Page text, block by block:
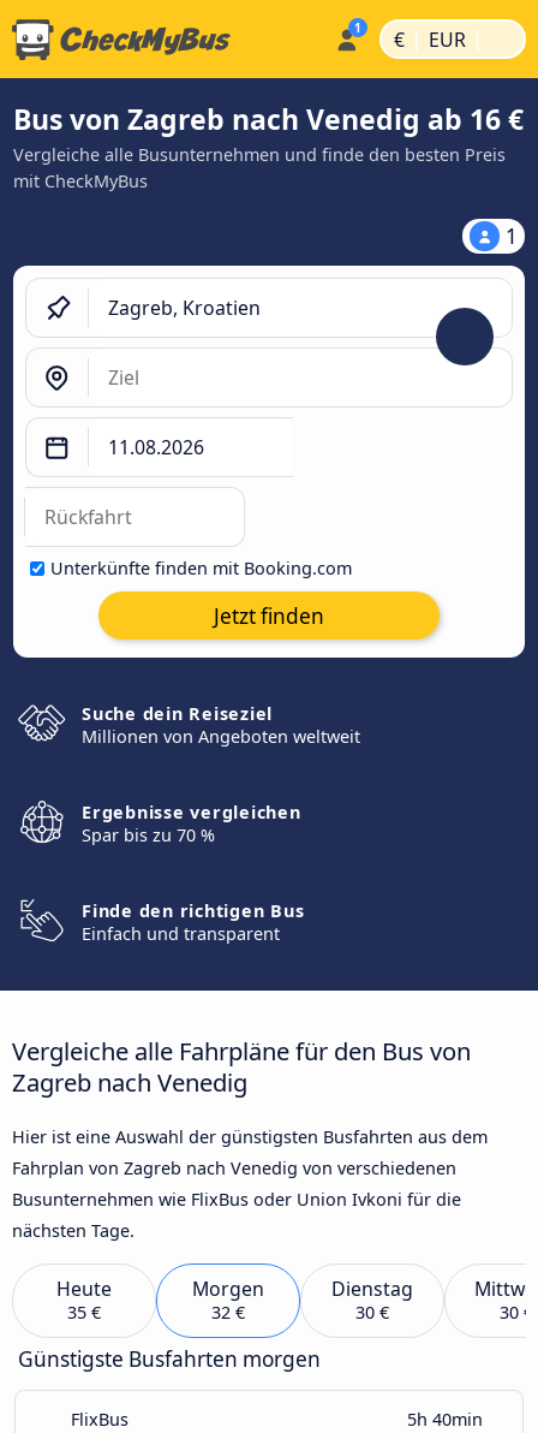
€ | EUR |
Bus von Zagreb nach Venedig ab 16 €
Vergleiche alle Busunternehmen und finde den besten Preis
mit CheckMyBus
1
Unterkünfte finden mit Booking.com
Jetzt finden
Suche dein Reiseziel
Millionen von Angeboten weltweit
Ergebnisse vergleichen
Spar bis zu 70 %
Finde den richtigen Bus
Einfach und transparent
Vergleiche alle Fahrpläne für den Bus von
Zagreb nach Venedig
Hier ist eine Auswahl der günstigsten Busfahrten aus dem
Fahrplan von Zagreb nach Venedig von verschiedenen
Busunternehmen wie FlixBus oder Union Ivkoni für die
nächsten Tage.
Heute
35 €
Morgen
32 €
Dienstag
30 € 30 €
Günstigste Busfahrten morgen
FlixBus 5h 40min